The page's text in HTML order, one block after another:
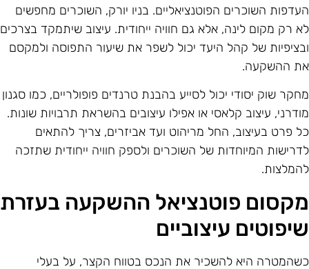
השוכרים הפוטנציאליים. בניו יורק, השוכרים מחפשים
רק מקום לינה, אלא גם חוויה ייחודית. עיצוב שיתמקד בצרכים
של קהל היעד יכול לשפר את שיעור התפוסה ולמקסם
ההשקעה.
שוק יסודי יכול לסייע בהבנת טרנדים פופולריים, כמו סגנון
עיצוב קלאסי או אפילו עיצובים בהשראת תרבויות שונות.
פרט בעיצוב, החל מריהוט ועד אביזרים, צריך להתאים
המיוחדות של השוכרים ולספק חוויה ייחודית שתזכה
פוטנציאל ההשקעה בעזרת
עיצוביים
היא להשכיר את הנכס בטווח הקצר, על בעלי